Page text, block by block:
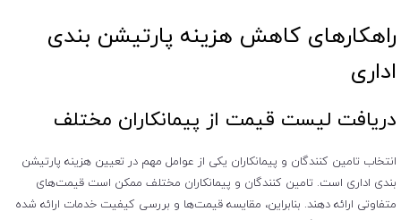
راهکارهای کاهش هزینه پارتیشن بندی
اداری
دریافت لیست قیمت از پیمانکاران مختلف
انتخاب تامین کنندگان و پیمانکاران یکی از عوامل مهم در تعیین هزینه پارتیشن
بندی اداری است. تامین کنندگان و پیمانکاران مختلف ممکن است قیمت‌های
متفاوتی ارائه دهند. بنابراین، مقایسه قیمت‌ها و بررسی کیفیت خدمات ارائه شده